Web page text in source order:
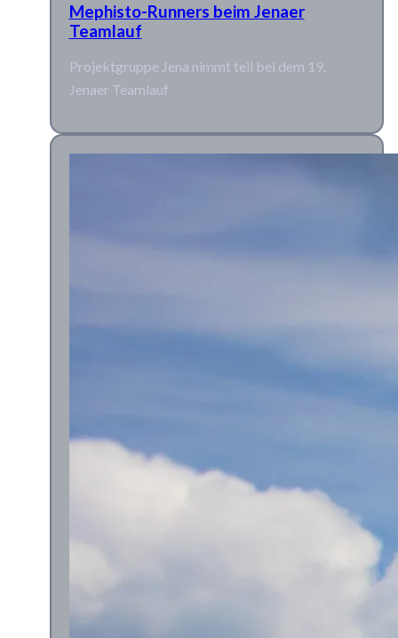
Mephisto-Runners beim Jenaer
Teamlauf
Projektgruppe Jena nimmt teil bei dem 19.
Jenaer Teamlauf